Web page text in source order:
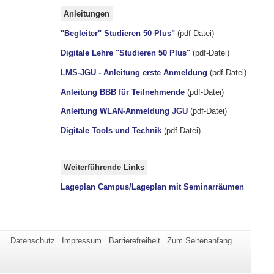
Anleitungen
"Begleiter" Studieren 50 Plus"(pdf-Datei)
Digitale Lehre "Studieren 50 Plus"(pdf-Datei)
LMS-JGU - Anleitung erste Anmeldung (pdf-Datei)
Anleitung BBB für Teilnehmende(pdf-Datei)
Anleitung WLAN-Anmeldung JGU(pdf-Datei)
Digitale Tools und Technik(pdf-Datei)
Weiterführende Links
Lageplan Campus/Lageplan mit Seminarräumen
Datenschutz Impressum Barrierefreiheit Zum Seitenanfang